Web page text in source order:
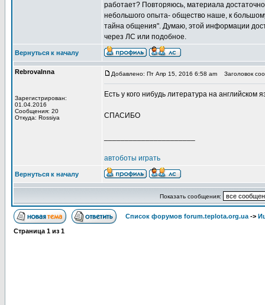
работает? Повторяюсь, материала
небольшого опыта- общество наше, к
тайна общения". Думаю, этой информации
через ЛС или подобное.
Вернуться к началу
RebrovaInna
Зарегистрирован:
01.04.2016
Сообщения: 20
Откуда: Rossiya
Добавлено: Пт Апр 15, 2016 6:58 am Заголовок
Есть у кого нибудь литература на английском
СПАСИБО
автоботы играть
Вернуться к началу
Показать сообщения:
Список форумов forum.teplota.org.ua ->
Страница 1 из 1